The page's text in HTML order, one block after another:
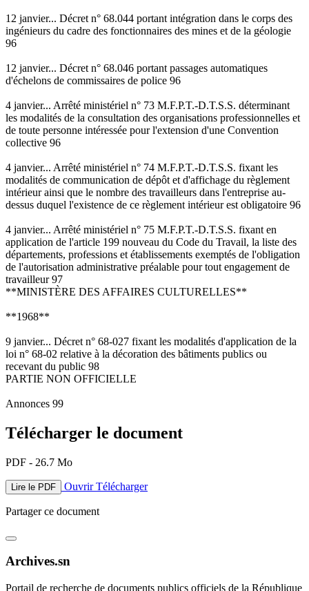
12 janvier... Décret n° 68.044 portant intégration dans le corps des
ingénieurs du cadre des fonctionnaires des mines et de la géologie
96
12 janvier... Décret n° 68.046 portant passages automatiques
d'échelons de commissaires de police 96
4 janvier... Arrêté ministériel n° 73 M.F.P.T.-D.T.S.S. déterminant
les modalités de la consultation des organisations professionnelles et
de toute personne intéressée pour l'extension d'une Convention
collective 96
4 janvier... Arrêté ministériel n° 74 M.F.P.T.-D.T.S.S. fixant les
modalités de communication de dépôt et d'affichage du règlement
intérieur ainsi que le nombre des travailleurs dans l'entreprise au-
dessus duquel l'existence de ce règlement intérieur est obligatoire 96
4 janvier... Arrêté ministériel n° 75 M.F.P.T.-D.T.S.S. fixant en
application de l'article 199 nouveau du Code du Travail, la liste des
départements, professions et établissements exemptés de l'obligation
de l'autorisation administrative préalable pour tout engagement de
travailleur 97
**MINISTÈRE DES AFFAIRES CULTURELLES**
**1968**
9 janvier... Décret n° 68-027 fixant les modalités d'application de la
loi n° 68-02 relative à la décoration des bâtiments publics ou
recevant du public 98
PARTIE NON OFFICIELLE
Annonces 99
Télécharger le document
PDF - 26.7 Mo
Lire le PDF OuvrirTélécharger
Partager ce document
Archives.sn
Portail de recherche de documents publics officiels de la République